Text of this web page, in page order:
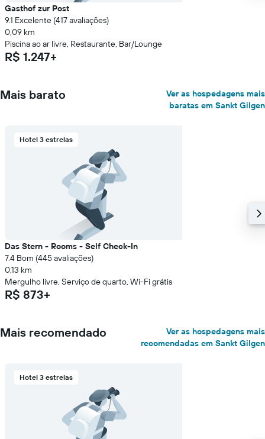
Gasthof zur Post
9.1 Excelente (417 avaliações)
0,09 km
Piscina ao ar livre, Restaurante, Bar/Lounge
R$ 1.247+
Mais barato
Ver as hospedagens mais
baratas em Sankt Gilgen
Hotel 3 estrelas
Das Stern - Rooms - Self Check-In
7.4 Bom (445 avaliações)
0,13 km
Mergulho livre, Serviço de quarto, Wi-Fi grátis
R$ 873+
Mais recomendado
Ver as hospedagens mais
recomendadas em Sankt Gilgen
Hotel 3 estrelas